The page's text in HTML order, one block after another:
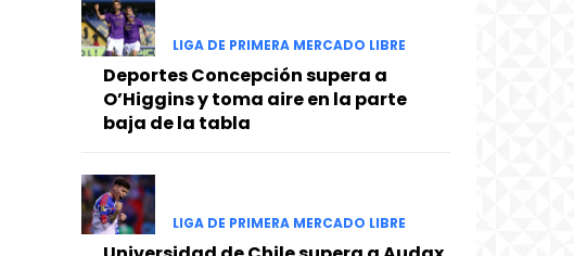
LIGA DE PRIMERA MERCADO LIBRE
Deportes Concepción supera a
O’Higgins y toma aire en la parte
baja de la tabla
LIGA DE PRIMERA MERCADO LIBRE